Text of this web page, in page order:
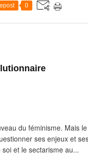
0
du féminisme. Mais
ses enjeux et
et le sectarisme au...